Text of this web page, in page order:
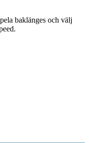
baklänges och välj